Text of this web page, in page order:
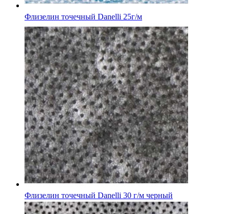
Флизелин точечный Danelli 25г/м
Флизелин точечный Danelli 30 г/м черный